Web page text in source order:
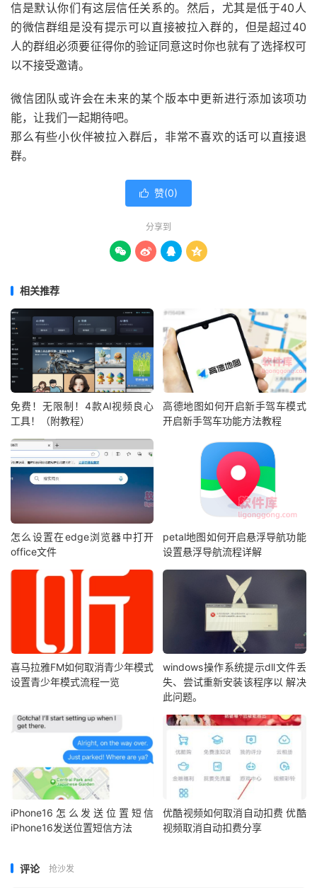
信是默认你们有这层信任关系的。然后，尤其是低于40人
的微信群组是没有提示可以直接被拉入群的，但是超过40
人的群组必须要征得你的验证同意这时你也就有了选择权可
以不接受邀请。
微信团队或许会在未来的某个版本中更新进行添加该项功
能，让我们一起期待吧。
那么有些小伙伴被拉入群后，非常不喜欢的话可以直接退
群。
 赞(0)
分享到
   
相关推荐
免费！无限制！4款AI视频良心
工具！（附教程）
高德地图如何开启新手驾车模式
开启新手驾车功能方法教程
怎么设置在edge浏览器中打开
office文件
petal地图如何开启悬浮导航功能
设置悬浮导航流程详解
喜马拉雅FM如何取消青少年模式
设置青少年模式流程一览
windows操作系统提示dll文件丢
失、尝试重新安装该程序以 解决
此问题。
iPhone16怎么发送位置短信
iPhone16发送位置短信方法
优酷视频如何取消自动扣费 优酷
视频取消自动扣费分享
评论 抢沙发